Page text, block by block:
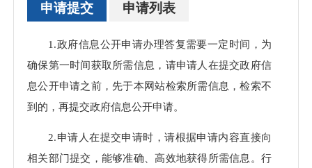
申请提交 申请列表
1.政府信息公开申请办理答复需要一定时间，为
确保第一时间获取所需信息，请申请人在提交政府信
息公开申请之前，先于本网站检索所需信息，检索不
到的，再提交政府信息公开申请。
2.申请人在提交申请时，请根据申请内容直接向
相关部门提交，能够准确、高效地获得所需信息。行